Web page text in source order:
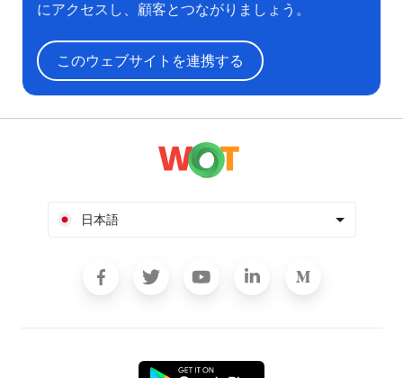
にアクセスし、顧客とつながりましょう。
このウェブサイトを連携する
日本語